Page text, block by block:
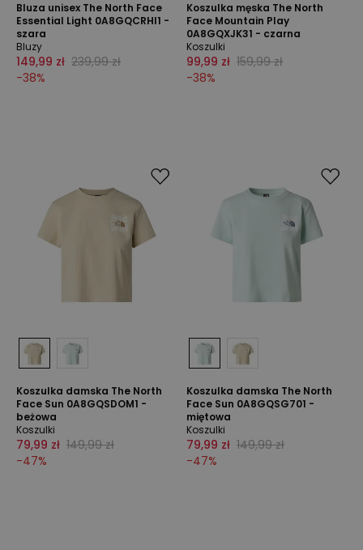
Bluza unisex The North Face
Essential Light 0A8GQCRHI1 -
szara
Bluzy
149,99 zł 239,99 zł
-38%
Koszulka męska The North
Face Mountain Play
0A8GQXJK31 - czarna
Koszulki
99,99 zł 159,99 zł
-38%
Koszulka damska The North
Face Sun 0A8GQSDOM1 -
beżowa
Koszulki
79,99 zł 149,99 zł
-47%
Koszulka damska The North
Face Sun 0A8GQSG701 -
miętowa
Koszulki
79,99 zł 149,99 zł
-47%